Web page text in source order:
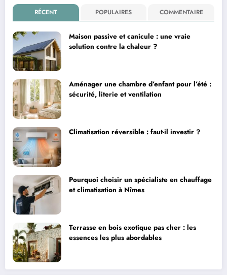
RÉCENT POPULAIRES COMMENTAIRE
Maison passive et canicule : une vraie
solution contre la chaleur ?
Aménager une chambre d’enfant pour l’été :
sécurité, literie et ventilation
Climatisation réversible : faut-il investir ?
Pourquoi choisir un spécialiste en chauffage
et climatisation à Nîmes
Terrasse en bois exotique pas cher : les
essences les plus abordables